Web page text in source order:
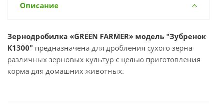
Описание
Зернодробилка «GREEN FARMER» модель "Зубренок
К1300" предназначена для дробления сухого зерна
различных зерновых культур с целью приготовления
корма для домашних животных.